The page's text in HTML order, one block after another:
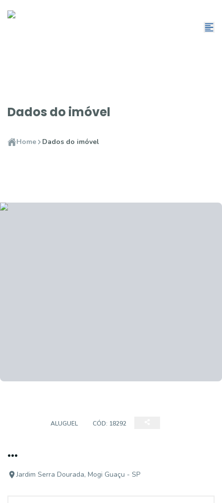
Dados do imóvel
Home Dados do imóvel
ALUGUEL CÓD: 18292
...
Jardim Serra Dourada, Mogi Guaçu - SP